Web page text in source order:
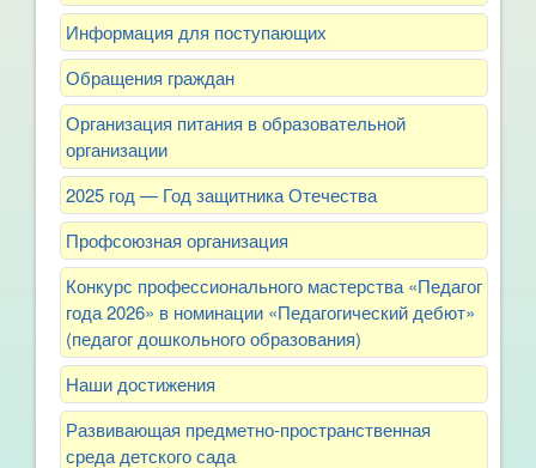
Информация для поступающих
Обращения граждан
Организация питания в образовательной
организации
2025 год — Год защитника Отечества
Профсоюзная организация
Конкурс профессионального мастерства «Педагог
года 2026» в номинации «Педагогический дебют»
(педагог дошкольного образования)
Наши достижения
Развивающая предметно-пространственная
среда детского сада